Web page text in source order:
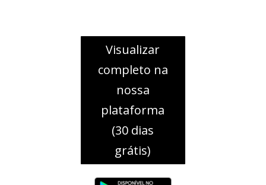
Visualizar
completo na
nossa
plataforma
(30 dias
grátis)